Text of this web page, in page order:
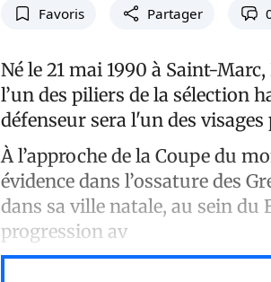
Favoris Partager
Né le 21 mai 1990 à Saint-
l’un des piliers de la sélection
défenseur sera l'un des visages
À l’approche de la Coupe du
évidence dans l’ossature des
dans sa ville natale, au sein
progression av